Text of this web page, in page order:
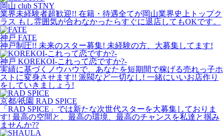
岡山 club STNY
業界未経験者超歓迎!! 在籍・待遇全てが岡山業界史上トップク
ラス もし雰囲気が合わなかったらすぐに退店してもOKです。
神戸 FATE
神戸制圧!! 未来のスター募集! 未経験の方、大募集してます!
神戸 KOREKOI-これって恋ですか?-
実績に基づくノウハウで、あなたを短期間で稼げる売れっ子ホ
ストに変身させます!! 派閥など一切なし! 一緒にいいお店作り
をしていきましょう!
京都/祇園 RAD SPICE
「RAD SPICE」では新たな次世代スターを大募集しておりま
す! 最高の空間と、最高の環境、最高のチャンスを私達と掴み
ませんか??